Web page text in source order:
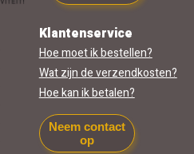
Klantenservice
Hoe moet ik bestellen?
Wat zijn de verzendkosten?
Hoe kan ik betalen?
Neem contact
op